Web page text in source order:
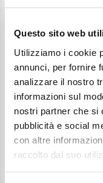
Questo sito web
Utilizziamo i cookie
annunci, per fornire
analizzare il nostro
informazioni sul
nostri partner che si
pubblicità e social
con altre
raccolto dal suo